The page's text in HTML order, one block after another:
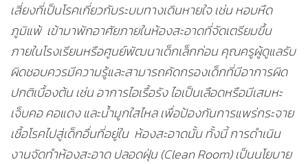
เสี่ยงที่เป็นโรคเกี่ยวกับระบบทางเดินหายใจ เช่น หอบหืด
ภูมิแพ้ เข้ามาพักอาศัยภายในห้องสะอาดที่จัดเตรียมขึ้น
ภายในโรงเรียนหรือศูนย์พัฒนาเด็กเล็กก่อน คุณครูผู้ดูแลรับ
ผิดชอบควรมีความรู้และสามารถคัดกรองเด็กที่มีอาการผิด
ปกติเบื้องต้น เช่น อาการไอเรื้อรัง ไอเป็นเลือดหรือมีเสมหะ
เจ็บคอ คอแดง และน้ำมูกใสไหล เพื่อป้องกันการแพร่กระจาย
เชื้อโรคไปสู่เด็กอื่นที่อยู่ใน ห้องสะอาดนั้น ทั้งนี้ การดำเนิน
งานจัดทำห้องสะอาด ปลอดฝุ่น (Clean Room) เป็นนโยบาย